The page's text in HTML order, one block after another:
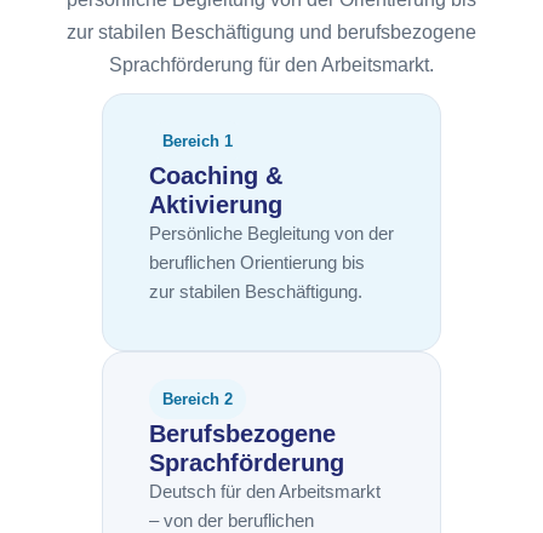
zur stabilen Beschäftigung und berufsbezogene
Sprachförderung für den Arbeitsmarkt.
Bereich 1
Coaching &
Aktivierung
Persönliche Begleitung von der
beruflichen Orientierung bis
zur stabilen Beschäftigung.
Bereich 2
Berufsbezogene
Sprachförderung
Deutsch für den Arbeitsmarkt
– von der beruflichen